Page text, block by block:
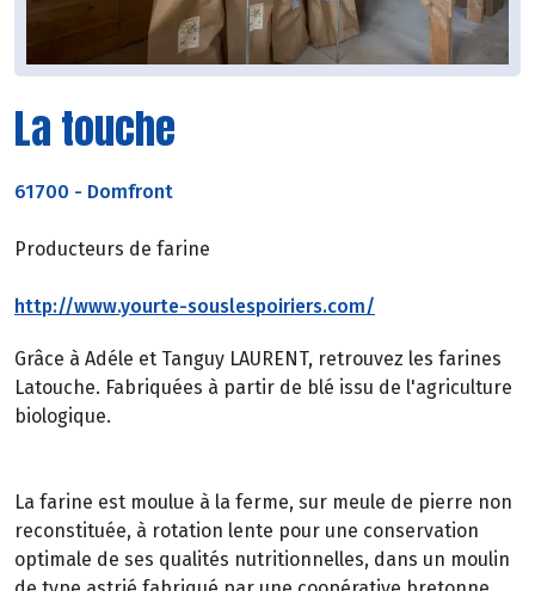
La touche
61700 - Domfront
Producteurs de farine
http://www.yourte-souslespoiriers.com/
Grâce à Adéle et Tanguy LAURENT, retrouvez les farines
Latouche. Fabriquées à partir de blé issu de l'agriculture
biologique.
La farine est moulue à la ferme, sur meule de pierre non
reconstituée, à rotation lente pour une conservation
optimale de ses qualités nutritionnelles, dans un moulin